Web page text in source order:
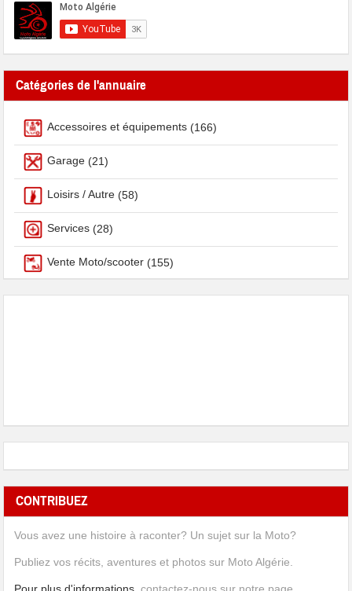
Catégories de l'annuaire
Accessoires et équipements (166)
Garage (21)
Loisirs / Autre (58)
Services (28)
Vente Moto/scooter (155)
CONTRIBUEZ
Vous avez une histoire à raconter? Un sujet sur la Moto?
Publiez vos récits, aventures et photos sur Moto Algérie.
Pour plus d'informations , contactez-nous sur notre page